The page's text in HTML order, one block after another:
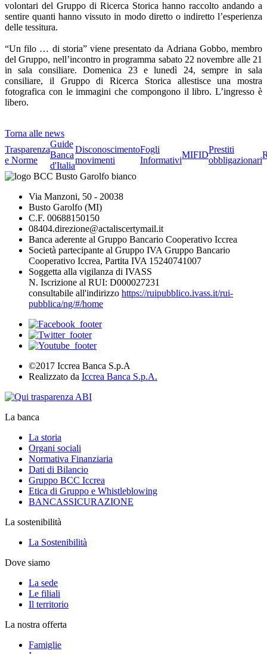
volontari del Gruppo di Ricerca Storica hanno raccolto andando a
sentire quanti hanno vissuto in modo diretto o indiretto l’esperienza
delle tessitura.
“Un filo … di storia” viene presentato da Adriana Gobbo, membro
del Gruppo, nell’incontro in programma sabato 22 novembre alle 21
in sala consiliare. Domenica 23 e lunedì 24, sempre in sala
consiliare, il Gruppo di Ricerca Storica allestisce una mostra
fotografica con le immagini che compongono il libro. L’ingresso è
libero.
Torna alle news
Trasparenza
e Norme
Guide
Banca
d'Italia
Disconoscimento
movimenti
Fogli
Informativi
MIFID
Prestiti
obbligazionari
Via Manzoni, 50 - 20038
Busto Garolfo (MI)
C.F. 00688150150
08404.direzione@actaliscertymail.it
Banca aderente al Gruppo Bancario Cooperativo Iccrea
Società partecipante al Gruppo IVA Gruppo Bancario
Cooperativo Iccrea, Partita IVA 15240741007
Soggetta alla vigilanza di IVASS
N. Iscrizione al RUI: D000027231
consultabile all'indirizzo https://ruipubblico.ivass.it/rui-
pubblica/ng/#/home
©2017 Iccrea Banca S.p.A
Realizzato da Iccrea Banca S.p.A.
La banca
La storia
Organi sociali
Normativa Finanziaria
Dati di Bilancio
Gruppo BCC Iccrea
Etica di Gruppo e Whistleblowing
BANCASSICURAZIONE
La sostenibilità
La Sostenibilità
Dove siamo
La sede
Le filiali
Il territorio
La nostra offerta
Famiglie